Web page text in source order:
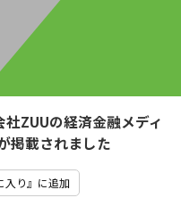
社ZUUの経済金融メディ
掲載されました
入り』に追加